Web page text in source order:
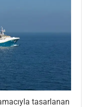
tasarlanan